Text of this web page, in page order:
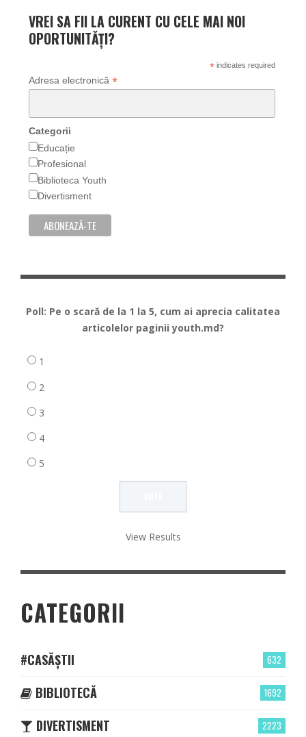
VREI SA FII LA CURENT CU CELE MAI NOI
OPORTUNITĂȚI?
*indicates required
Adresa electronică *
Categorii
Educație
Profesional
Biblioteca Youth
Divertisment
Poll: Pe o scară de la 1 la 5, cum ai aprecia calitatea
articolelor paginii youth.md?
1
2
3
4
5
View Results
CATEGORII
632
#CASĂȘTII
1692
BIBLIOTECĂ
2223
DIVERTISMENT